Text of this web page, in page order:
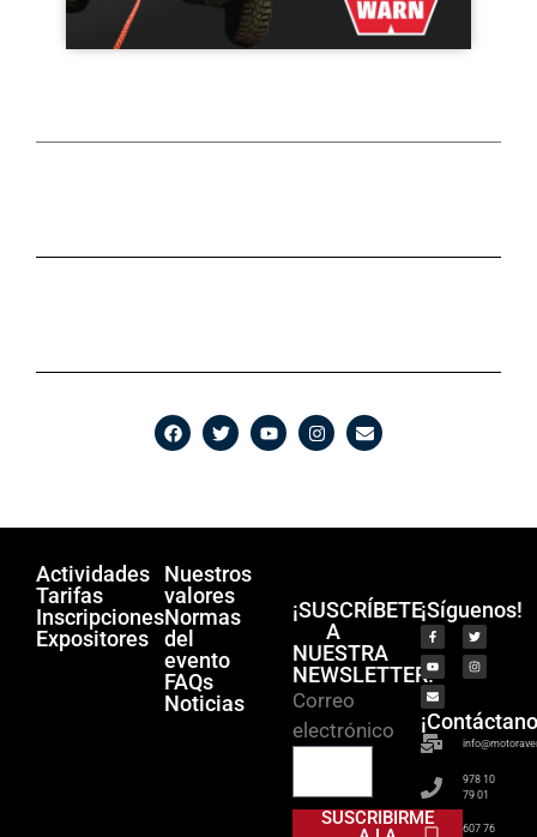
Actividades
Tarifas
Inscripciones
Expositores
Nuestros
valores
Normas
del
evento
FAQs
Noticias
¡SUSCRÍBETE
A
NUESTRA
NEWSLETTER!
Correo
electrónico
SUSCRIBIRME
¡Síguenos!
978 10
79 01
607 76